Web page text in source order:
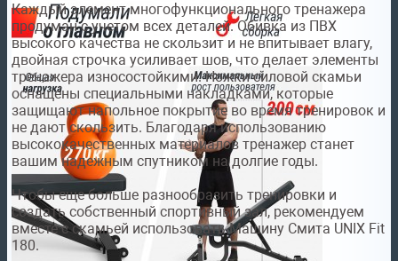
Каждый элемент многофункционального тренажера
продуман с учетом всех деталей. Обивка из ПВХ
высокого качества не скользит и не впитывает влагу,
двойная строчка усиливает шов, что делает элементы
тренажера износостойкими. Ножки силовой скамьи
оснащены специальными накладками, которые
защищают напольное покрытие во время тренировок и
не дают скользить. Благодаря использованию
высококачественных материалов тренажер станет
вашим надежным спутником на долгие годы.
Чтобы еще больше разнообразить тренировки и
создать собственный спортивный зал, рекомендуем
вместе с скамьей использовать Машину Смита UNIX Fit
180.